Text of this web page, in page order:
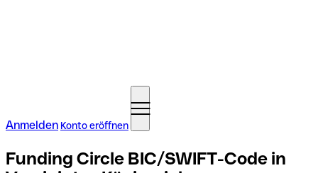
Anmelden Konto eröffnen
Funding Circle BIC/SWIFT-Code in